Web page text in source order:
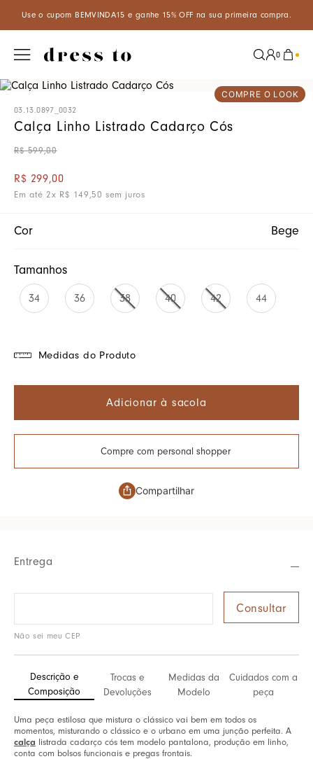
e ganhe 15% OFF na sua primeira compra. Aproveite um
0
COMPRE O LOOK
03.13.0897_0032
Calça Linho Listrado Cadarço Cós
R$ 599,00
R$ 299,00
Em até 2x R$ 149 ,50 sem juros
Cor Bege
Tamanhos
34 36 38 40 42 44
Medidas do Produto
Adicionar à sacola
Compre com personal shopper
Compartilhar
Entrega
Não sei meu CEP
Descrição e
Composição
Trocas e
Devoluções
Medidas da
Modelo
Cuidados com a
peça
Uma peça estilosa que mistura o clássico vai bem em todos os
momentos, misturando o clássico e o urbano em uma junção perfeita. A
calça listrada cadarço cós tem modelo pantalona, produção em linho,
conta com bolsos funcionais e pregas frontais.